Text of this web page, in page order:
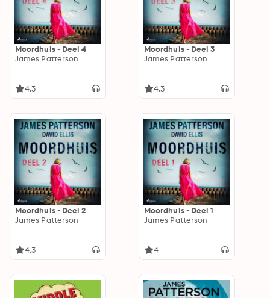
Moordhuis - Deel 4
James Patterson
4.3
Moordhuis - Deel 3
James Patterson
4.3
Moordhuis - Deel 2
James Patterson
4.3
Moordhuis - Deel 1
James Patterson
4